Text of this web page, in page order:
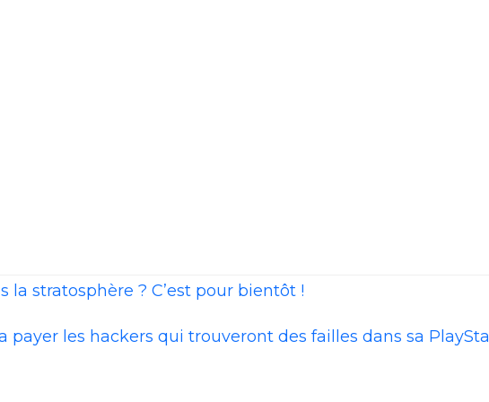
la stratosphère ? C’est pour bientôt !
payer les hackers qui trouveront des failles dans sa